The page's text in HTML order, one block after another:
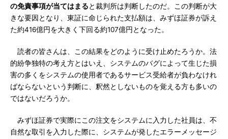
の免責事項が当てはまると裁判所は判断したのだ。この判断が大
きな要因となり、東証に命じられた支払額は、みずほ証券が訴え
た約416億円を大きく下回る約107億円となった。
読者の皆さんは、この結果をどのように受け止めたろうか。法
的紛争独特の考え方とはいえ、システムのバグによって生じた損
害の多くをシステムの使用者であるサービス受給者が負わなけれ
ばならないという判断に、釈然としないものを覚える方も多いの
ではないだろうか。
みずほ証券で実際にこの注文をシステムに入力した社員は、不
自然な取引を入力した際に、システムが発したエラーメッセージ